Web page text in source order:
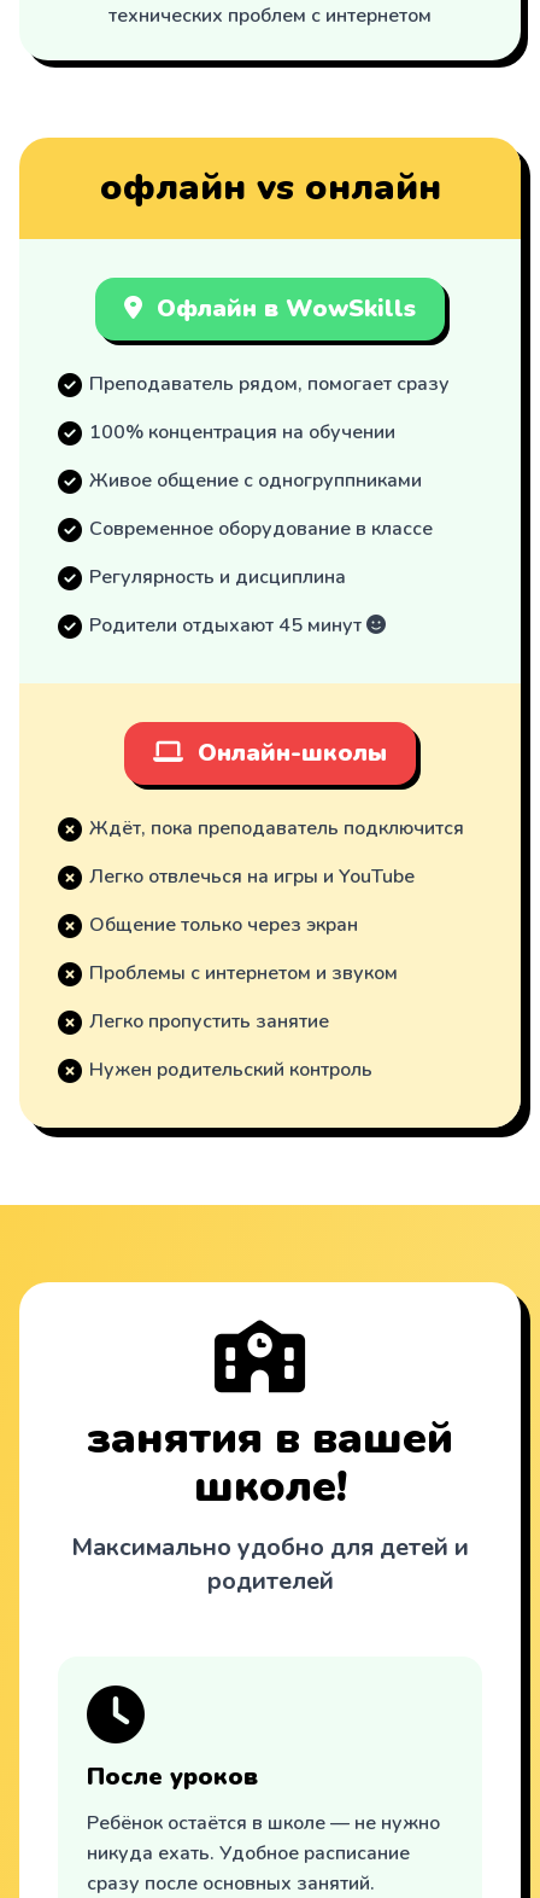
технических проблем с интернетом
офлайн vs онлайн
Офлайн в WowSkills
Преподаватель рядом, помогает сразу
100% концентрация на обучении
Живое общение с одногруппниками
Современное оборудование в классе
Регулярность и дисциплина
Родители отдыхают 45 минут
Онлайн-школы
Ждёт, пока преподаватель подключится
Легко отвлечься на игры и YouTube
Общение только через экран
Проблемы с интернетом и звуком
Легко пропустить занятие
Нужен родительский контроль
занятия в вашей
школе!
Максимально удобно для детей и
родителей
После уроков
Ребёнок остаётся в школе — не нужно
никуда ехать. Удобное расписание
сразу после основных занятий.